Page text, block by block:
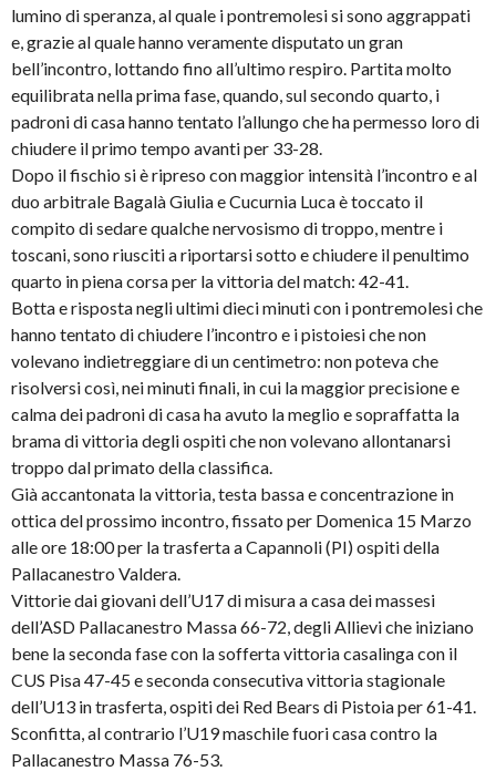
lumino di speranza, al quale i pontremolesi si sono aggrappati
e, grazie al quale hanno veramente disputato un gran
bell’incontro, lottando fino all’ultimo respiro. Partita molto
equilibrata nella prima fase, quando, sul secondo quarto, i
padroni di casa hanno tentato l’allungo che ha permesso loro di
chiudere il primo tempo avanti per 33-28.
Dopo il fischio si è ripreso con maggior intensità l’incontro e al
duo arbitrale Bagalà Giulia e Cucurnia Luca è toccato il
compito di sedare qualche nervosismo di troppo, mentre i
toscani, sono riusciti a riportarsi sotto e chiudere il penultimo
quarto in piena corsa per la vittoria del match: 42-41.
Botta e risposta negli ultimi dieci minuti con i pontremolesi che
hanno tentato di chiudere l’incontro e i pistoiesi che non
volevano indietreggiare di un centimetro: non poteva che
risolversi così, nei minuti finali, in cui la maggior precisione e
calma dei padroni di casa ha avuto la meglio e sopraffatta la
brama di vittoria degli ospiti che non volevano allontanarsi
troppo dal primato della classifica.
Già accantonata la vittoria, testa bassa e concentrazione in
ottica del prossimo incontro, fissato per Domenica 15 Marzo
alle ore 18:00 per la trasferta a Capannoli (PI) ospiti della
Pallacanestro Valdera.
Vittorie dai giovani dell’U17 di misura a casa dei massesi
dell’ASD Pallacanestro Massa 66-72, degli Allievi che iniziano
bene la seconda fase con la sofferta vittoria casalinga con il
CUS Pisa 47-45 e seconda consecutiva vittoria stagionale
dell’U13 in trasferta, ospiti dei Red Bears di Pistoia per 61-41.
Sconfitta, al contrario l’U19 maschile fuori casa contro la
Pallacanestro Massa 76-53.